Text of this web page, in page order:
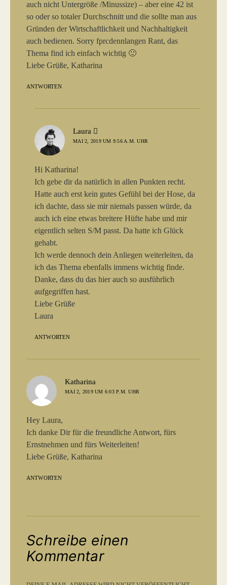
auch nicht Untergröße /Minussize) – aber eine 42 ist
so oder so totaler Durchschnitt und die sollte man aus
Gründen der Wirtschaftlichkeit und Nachhaltigkeit
auch bedienen. Sorry fprcdennlangen Rant, das
Thema find ich einfach wichtig 🙂
Liebe Grüße, Katharina
ANTWORTEN
Laura
MAI 2, 2019 UM 9:56 A.M. UHR
Hi Katharina!
Ich gebe dir da natürlich in allen Punkten recht.
Hatte auch erst kein gutes Gefühl bei der Hose, da
ich dachte, dass sie mir niemals passen würde, da
auch ich eine etwas breitere Hüfte habe und mir
eigentlich selten S/M passt. Da hatte ich Glück
gehabt.
Ich werde dennoch dein Anliegen weiterleiten, da
ich das Thema ebenfalls immens wichtig finde.
Danke, dass du das hier auch so ausführlich
aufgegriffen hast.
Liebe Grüße
Laura
ANTWORTEN
Katharina
MAI 2, 2019 UM 6:03 P.M. UHR
Hey Laura,
Ich danke Dir für die freundliche Antwort, fürs
Ernstnehmen und fürs Weiterleiten!
Liebe Grüße, Katharina
ANTWORTEN
Schreibe einen
Kommentar